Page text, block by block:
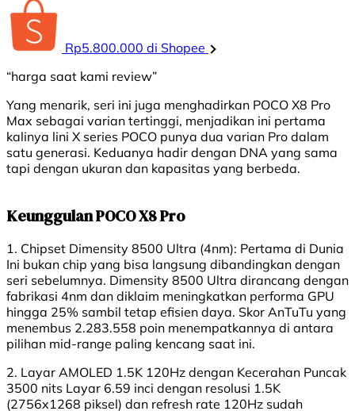
Rp5.800.000 di Shopee
“harga saat kami review”
Yang menarik, seri ini juga menghadirkan POCO X8 Pro
Max sebagai varian tertinggi, menjadikan ini pertama
kalinya lini X series POCO punya dua varian Pro dalam
satu generasi. Keduanya hadir dengan DNA yang sama
tapi dengan ukuran dan kapasitas yang berbeda.
Keunggulan POCO X8 Pro
1. Chipset Dimensity 8500 Ultra (4nm): Pertama di Dunia
Ini bukan chip yang bisa langsung dibandingkan dengan
seri sebelumnya. Dimensity 8500 Ultra dirancang dengan
fabrikasi 4nm dan diklaim meningkatkan performa GPU
hingga 25% sambil tetap efisien daya. Skor AnTuTu yang
menembus 2.283.558 poin menempatkannya di antara
pilihan mid-range paling kencang saat ini.
2. Layar AMOLED 1.5K 120Hz dengan Kecerahan Puncak
3500 nits Layar 6.59 inci dengan resolusi 1.5K
(2756x1268 piksel) dan refresh rate 120Hz sudah